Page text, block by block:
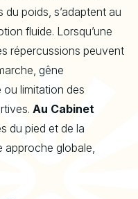
poids, s’adaptent au
fluide. Lorsqu’une
répercussions peuvent
gêne
ou limitation des
Au Cabinet
du pied et de la
approche globale,